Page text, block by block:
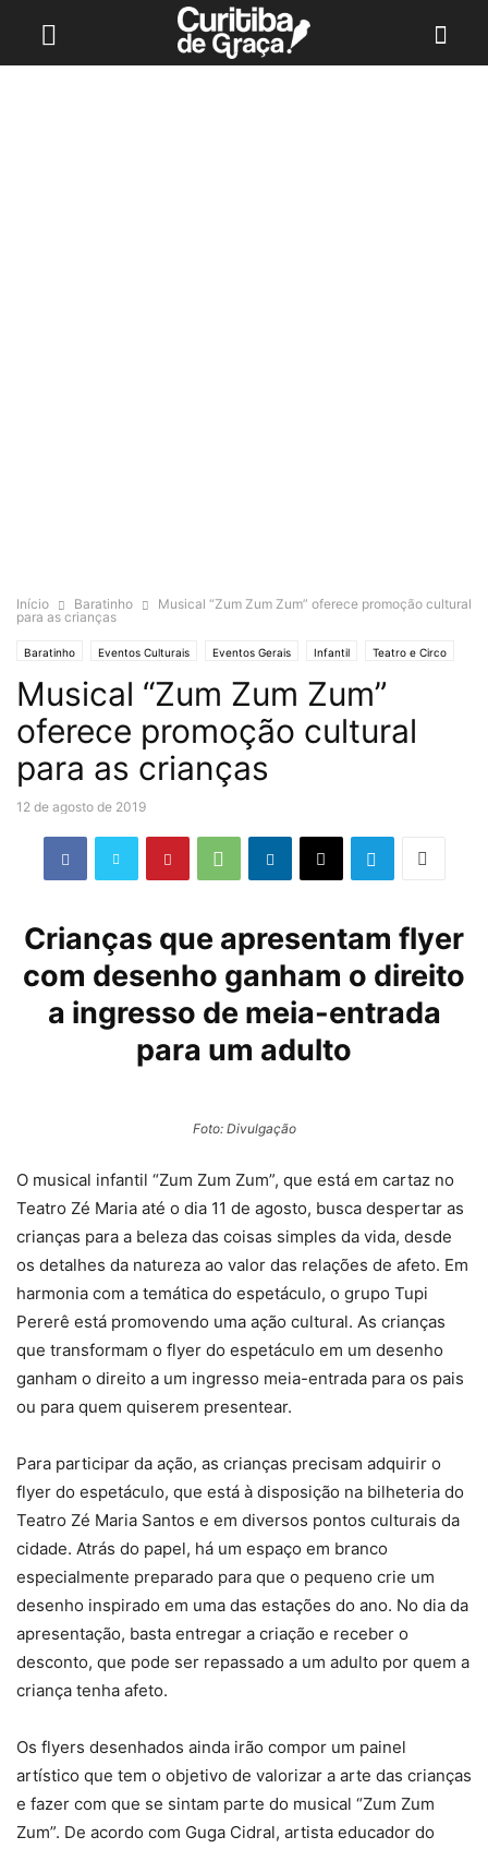
Início Baratinho
Musical “Zum Zum Zum” oferece promoção cultural
para as crianças
Baratinho Eventos Culturais Eventos Gerais Infantil Teatro e Circo
Musical “Zum Zum Zum”
oferece promoção cultural
para as crianças
12 de agosto de 2019
Crianças que apresentam flyer
com desenho ganham o direito
a ingresso de meia-entrada
para um adulto
Foto: Divulgação
O musical infantil “Zum Zum Zum”, que está em cartaz no
Teatro Zé Maria até o dia 11 de agosto, busca despertar as
crianças para a beleza das coisas simples da vida, desde
os detalhes da natureza ao valor das relações de afeto. Em
harmonia com a temática do espetáculo, o grupo Tupi
Pererê está promovendo uma ação cultural. As crianças
que transformam o flyer do espetáculo em um desenho
ganham o direito a um ingresso meia-entrada para os pais
ou para quem quiserem presentear.
Para participar da ação, as crianças precisam adquirir o
flyer do espetáculo, que está à disposição na bilheteria do
Teatro Zé Maria Santos e em diversos pontos culturais da
cidade. Atrás do papel, há um espaço em branco
especialmente preparado para que o pequeno crie um
desenho inspirado em uma das estações do ano. No dia da
apresentação, basta entregar a criação e receber o
desconto, que pode ser repassado a um adulto por quem a
criança tenha afeto.
Os flyers desenhados ainda irão compor um painel
artístico que tem o objetivo de valorizar a arte das crianças
e fazer com que se sintam parte do musical “Zum Zum
Zum”. De acordo com Guga Cidral, artista educador do